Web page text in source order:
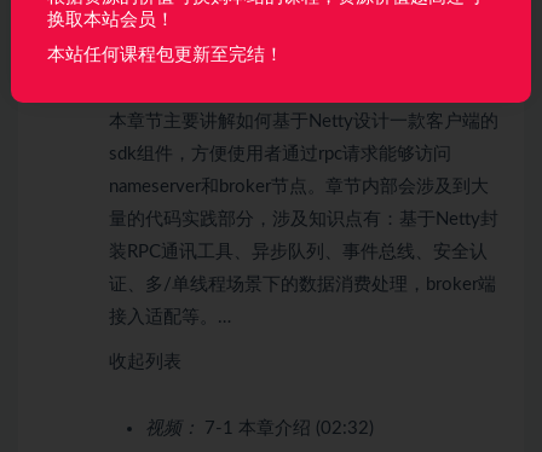
第7章 【手写篇 – 第四步】客户端SDK设计与
本章节主要讲解如何基于Netty设计一款客户端的
sdk组件，方便使用者通过rpc请求能够访问
nameserver和broker节点。章节内部会涉及到大
量的代码实践部分，涉及知识点有：基于Netty封
装RPC通讯工具、异步队列、事件总线、安全认
证、多/单线程场景下的数据消费处理，broker端
接入适配等。…
收起列表
视频：
7-1 本章介绍 (02:32)
换取本站会员！
本站任何课程包更新至完结！